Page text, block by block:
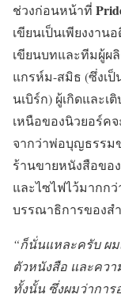
ช่วงก่อนหน้าที่
เขียนเป็นเพียงงาน
เขียนบทและทีมผู้ผ
แกรห์ม-สมิธ (ซึ่งเป็
นเบิร์ก) ผู้เกิดและ
เหนือของนิวยอร์ค
จากว่าพ่อบุญธรรม
ร้านขายหนังสือขอ
และไซไฟไว้มากกว่
บรรณาธิการของสำ
“ก็นั่นแหละครับ ผ
ตัวหนังสือ และคว
ทั้งนั้น ซึ่งผมว่ากา